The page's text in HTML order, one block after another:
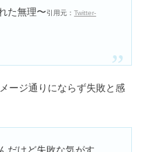
た無理〜引用元：Twitter-
ージ通りにならず失敗と感